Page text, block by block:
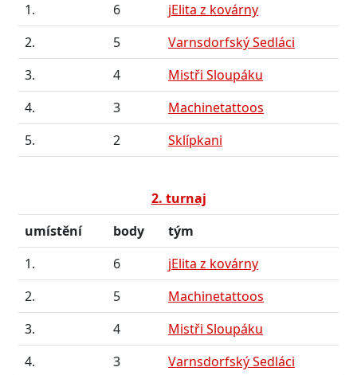
1.
6
jElita z kovárny
2.
5
Varnsdorfský Sedláci
3.
4
Mistři Sloupáku
4.
3
Machinetattoos
5.
2 Sklípkani
2. turnaj
umístění
body
tým
1.
6
jElita z kovárny
2.
5
Machinetattoos
3.
4
Mistři Sloupáku
4.
3
Varnsdorfský Sedláci